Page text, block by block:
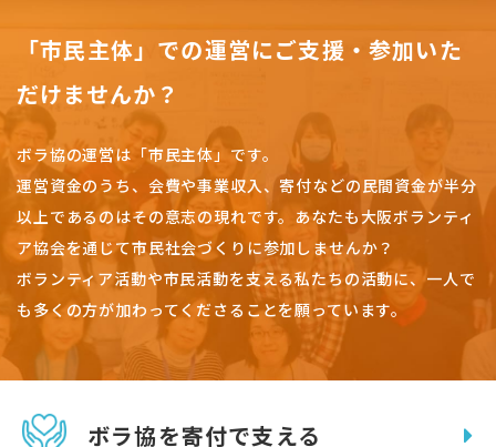
「市民主体」での運営にご支援・参加いた
だけませんか？
ボラ協の運営は「市民主体」です。
運営資金のうち、会費や事業収入、寄付などの民間資金が半分
以上であるのはその意志の現れです。 あなたも大阪ボランティ
ア協会を通じて市民社会づくりに参加しませんか？
ボランティア活動や市民活動を支える私たちの活動に、一人で
も多くの方が加わってくださることを願っています。
ボラ協を寄付で支える